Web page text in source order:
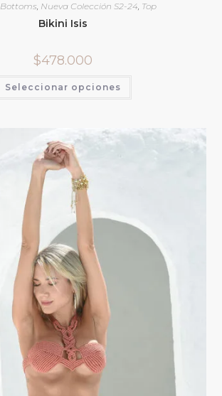
Bottoms, Nueva Colección S2-24, Top
Bikini Isis
$478.000
Seleccionar opciones